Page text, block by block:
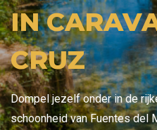
IN
CRUZ
Dompel jezelf onder in de
schoonheid van Fuentes del